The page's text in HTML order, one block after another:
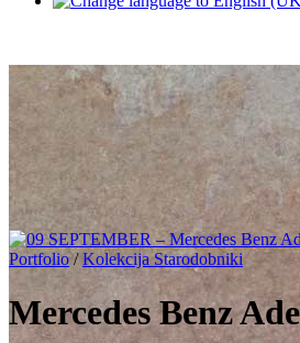
Portfolio/Kolekcija Starodobniki
Mercedes Benz